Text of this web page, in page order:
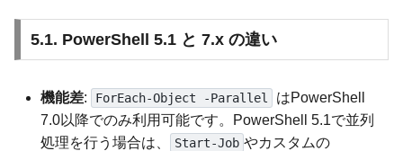
5.1. PowerShell 5.1 と 7.x の違い
機能差: ForEach-Object -Parallel
はPowerShell
7.0以降でのみ利用可能です。PowerShell 5.1で並列
処理を行う場合は、
Start-Job やカスタムの